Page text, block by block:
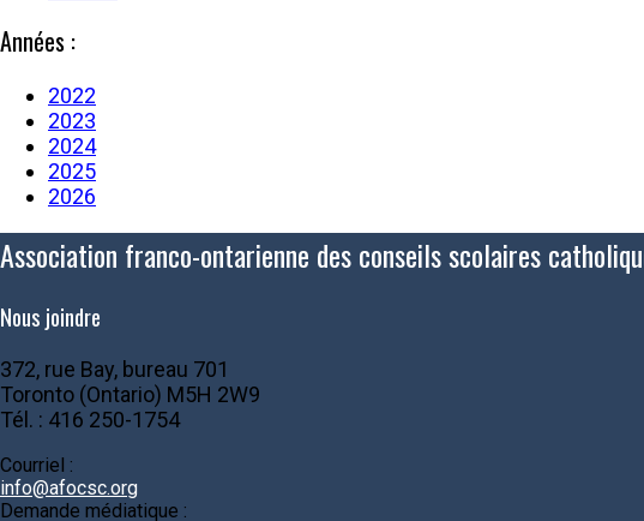
Années :
2022
2023
2024
2025
2026
Association franco-ontarienne des conseils scolaires
Nous joindre
372, rue Bay, bureau 701
Toronto (Ontario) M5H 2W9
Tél. : 416 250-1754
Courriel :
info@afocsc.org
Demande médiatique :